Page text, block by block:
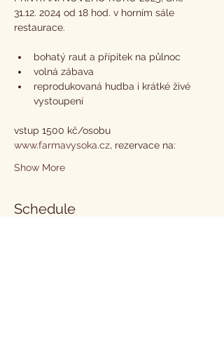
31.12. 2024 od 18 hod. v horním sále
restaurace.
bohatý raut a přípitek na půlnoc
volná zábava
reprodukovaná hudba i krátké živé
vystoupení
vstup 1500 kč/osobu
www.farmavysoka.cz, rezervace na:
Show More
Schedule